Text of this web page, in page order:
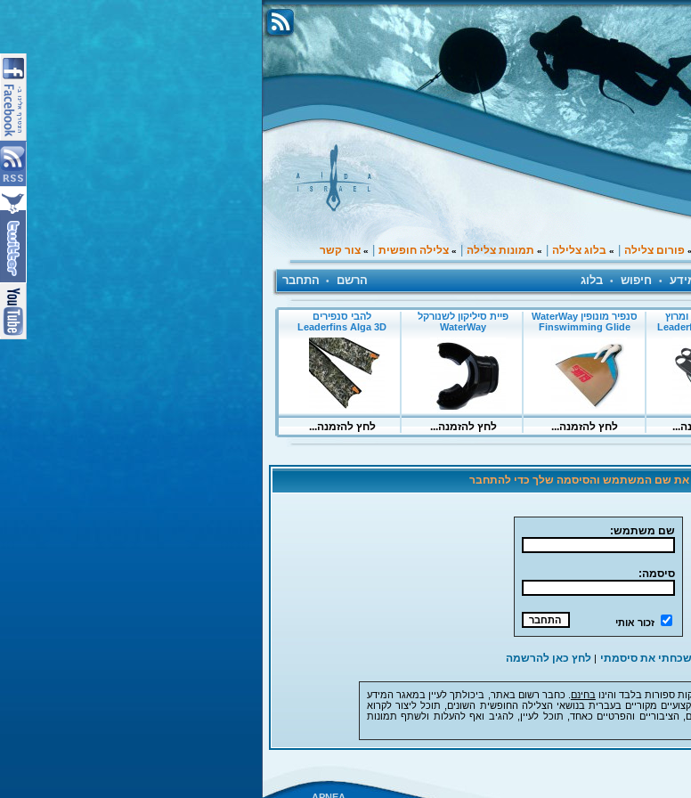
» פורום צלילה » בלוג צלילה » תמונות צלילה » צלילה חופשית » צור קשר
• חיפוש • בלוג הרשם • התחבר
את שם המשתמש והסיסמה שלך כדי להתחבר
שם משתמש:
סיסמה:
זכור אותי
שכחתי את סיסמתי |לחץ כאן להרשמה
ספורות בלבד והינו בחינם . כחבר רשום באתר, ביכולתך לעיין במאגר המידע
מקוריים בעברית בנושאי הצלילה החופשית השונים, תוכל ליצור לקרוא
הציבוריים והפרטיים כאחד, תוכל לעיין, להגיב ואף להעלות ולשתף תמונות